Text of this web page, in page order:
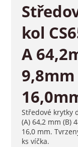
kol
A
9,8mm
Středové krytky
(A) 64,2 mm (B)
16,0 mm.
ks víčka.